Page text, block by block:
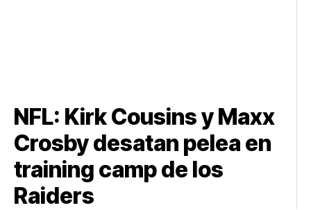
NFL: Kirk Cousins y Maxx
Crosby desatan pelea en
training camp de los
Raiders